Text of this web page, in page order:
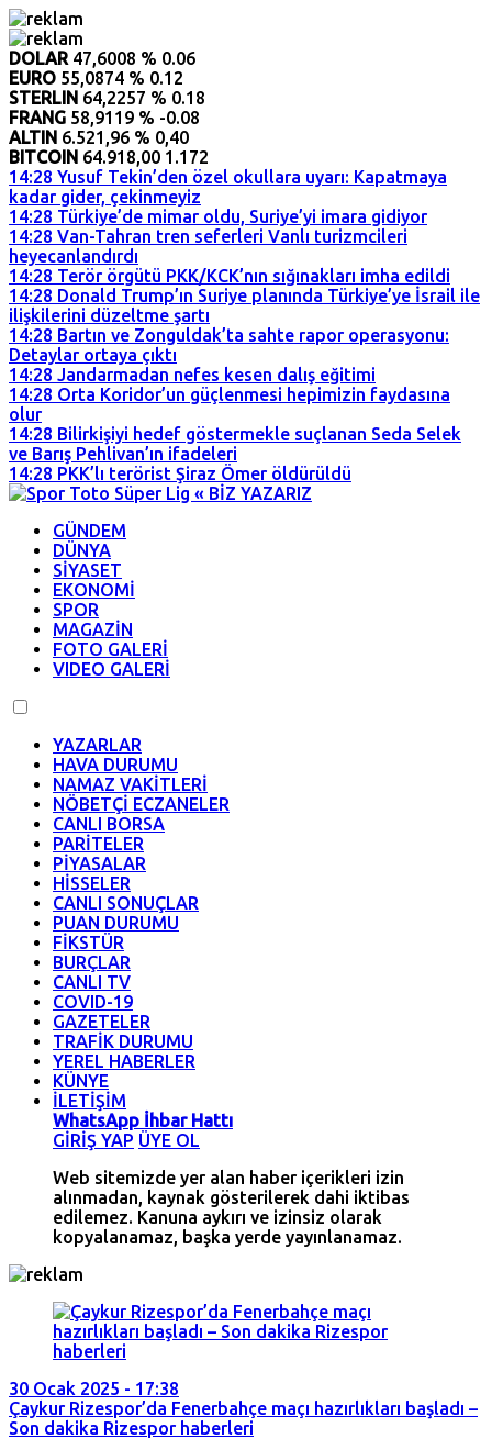
DOLAR 47,6008 % 0.06
EURO 55,0874 % 0.12
STERLIN 64,2257 % 0.18
FRANG 58,9119 % -0.08
ALTIN 6.521,96 % 0,40
BITCOIN 64.918,00 1.172
14:28 Yusuf Tekin’den özel okullara uyarı: Kapatmaya
kadar gider, çekinmeyiz
14:28 Türkiye’de mimar oldu, Suriye’yi imara gidiyor
14:28 Van-Tahran tren seferleri Vanlı turizmcileri
heyecanlandırdı
14:28 Terör örgütü PKK/KCK’nın sığınakları imha edildi
14:28 Donald Trump’ın Suriye planında Türkiye’ye İsrail ile
ilişkilerini düzeltme şartı
14:28 Bartın ve Zonguldak’ta sahte rapor operasyonu:
Detaylar ortaya çıktı
14:28 Jandarmadan nefes kesen dalış eğitimi
14:28 Orta Koridor’un güçlenmesi hepimizin faydasına
olur
14:28 Bilirkişiyi hedef göstermekle suçlanan Seda Selek
ve Barış Pehlivan’ın ifadeleri
14:28 PKK’lı terörist Şiraz Ömer öldürüldü
GÜNDEM
DÜNYA
SİYASET
EKONOMİ
SPOR
MAGAZİN
FOTO GALERİ
VIDEO GALERİ
YAZARLAR
HAVA DURUMU
NAMAZ VAKİTLERİ
NÖBETÇİ ECZANELER
CANLI BORSA
PARİTELER
PİYASALAR
HİSSELER
CANLI SONUÇLAR
PUAN DURUMU
FİKSTÜR
BURÇLAR
CANLI TV
COVID-19
GAZETELER
TRAFİK DURUMU
YEREL HABERLER
KÜNYE
İLETİŞİM
WhatsApp İhbar Hattı
GİRİŞ YAP ÜYE OL
Web sitemizde yer alan haber içerikleri izin
alınmadan, kaynak gösterilerek dahi iktibas
edilemez. Kanuna aykırı ve izinsiz olarak
kopyalanamaz, başka yerde yayınlanamaz.
30 Ocak 2025 - 17:38
Çaykur Rizespor’da Fenerbahçe maçı hazırlıkları başladı –
Son dakika Rizespor haberleri